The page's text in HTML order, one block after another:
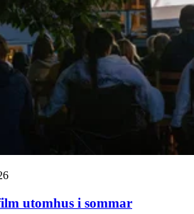
utomhus i sommar